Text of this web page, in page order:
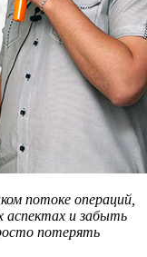
потоке операций,
аспектах и забыть
потерять